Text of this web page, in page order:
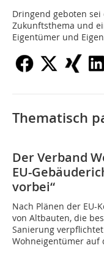
Dringend geboten
Zukunftsthema und
Eigentümer und
Thematisch
Der Verband
EU-
vorbei“
Nach Plänen der EU-
von Altbauten, die
Sanierung
Wohneigentümer auf